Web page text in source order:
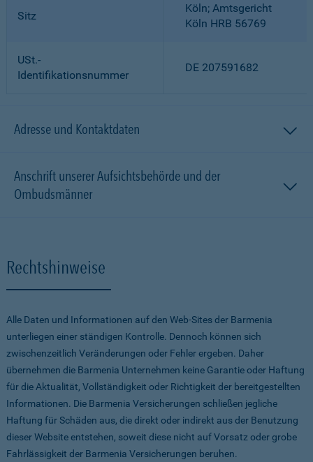
Sitz
Köln; Amtsgericht
Köln HRB 56769
USt.-
Identifikationsnummer
DE 207591682
Adresse und Kontaktdaten
Anschrift unserer Aufsichtsbehörde und der
Ombudsmänner
Rechtshinweise
Alle Daten und Informationen auf den Web-Sites der Barmenia
unterliegen einer ständigen Kontrolle. Dennoch können sich
zwischenzeitlich Veränderungen oder Fehler ergeben. Daher
übernehmen die Barmenia Unternehmen keine Garantie oder Haftung
für die Aktualität, Vollständigkeit oder Richtigkeit der bereitgestellten
Informationen. Die Barmenia Versicherungen schließen jegliche
Haftung für Schäden aus, die direkt oder indirekt aus der Benutzung
dieser Website entstehen, soweit diese nicht auf Vorsatz oder grobe
Fahrlässigkeit der Barmenia Versicherungen beruhen.